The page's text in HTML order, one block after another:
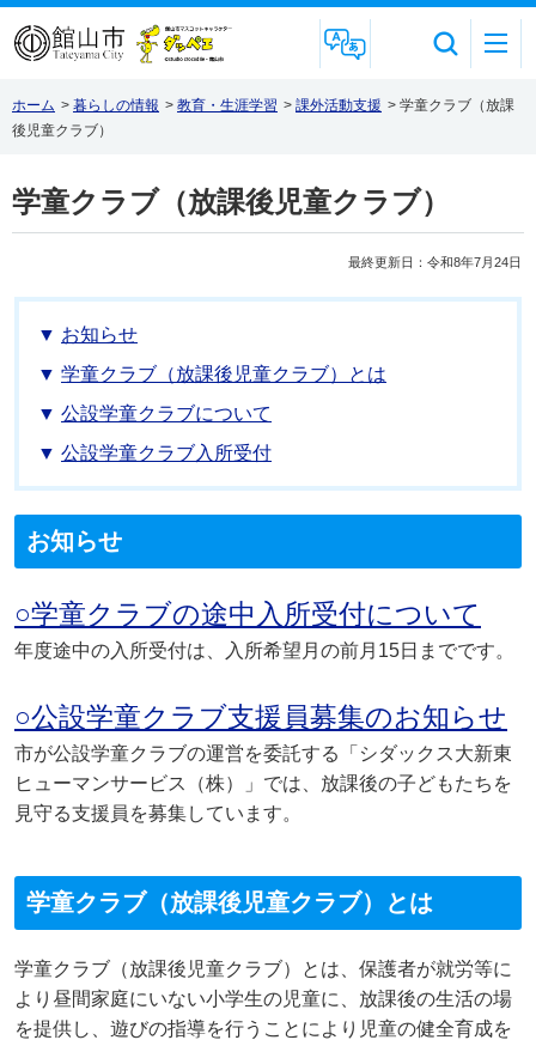
Foreign Language
ホーム > 暮らしの情報 > 教育・生涯学習 > 課外活動支援 > 学童クラブ（放課
後児童クラブ）
学童クラブ（放課後児童クラブ）
最終更新日：令和8年7月24日
お知らせ
学童クラブ（放課後児童クラブ）とは
公設学童クラブについて
公設学童クラブ入所受付
お知らせ
○学童クラブの途中入所受付について
年度途中の入所受付は、入所希望月の前月15日までです。
○公設学童クラブ支援員募集のお知らせ
市が公設学童クラブの運営を委託する「シダックス大新東
ヒューマンサービス（株）」では、放課後の子どもたちを
見守る支援員を募集しています。
学童クラブ（放課後児童クラブ）とは
学童クラブ（放課後児童クラブ）とは、保護者が就労等に
より昼間家庭にいない小学生の児童に、放課後の生活の場
を提供し、遊びの指導を行うことにより児童の健全育成を